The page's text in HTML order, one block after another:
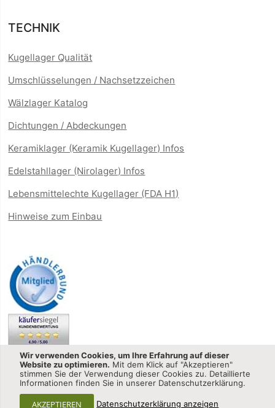
Wir verwenden Cookies, um Ihre Erfahrung auf dieser
Website zu optimieren. Mit dem Klick auf "Akzeptieren"
stimmen Sie der Verwendung dieser Cookies zu. Detaillierte
Informationen finden Sie in unserer Datenschutzerklärung.
AKZEPTIEREN Datenschutzerklärung anzeigen
TECHNIK
Kugellager Qualität
Umschlüsselungen / Nachsetzzeichen
Wälzlager Katalog
Dichtungen / Abdeckungen
Keramiklager (Keramik Kugellager) Infos
Edelstahllager (Nirolager) Infos
Lebensmittelechte Kugellager (FDA H1)
Hinweise zum Einbau
Reserved.